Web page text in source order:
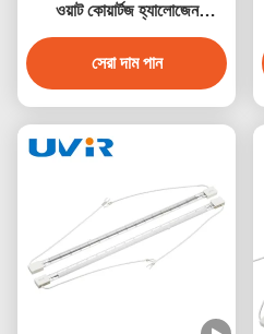
ওয়াট কোয়ার্টজ হ্যালোজেন
ইনফ্রারেড হিটার ল্যাম্প
সেরা দাম পান